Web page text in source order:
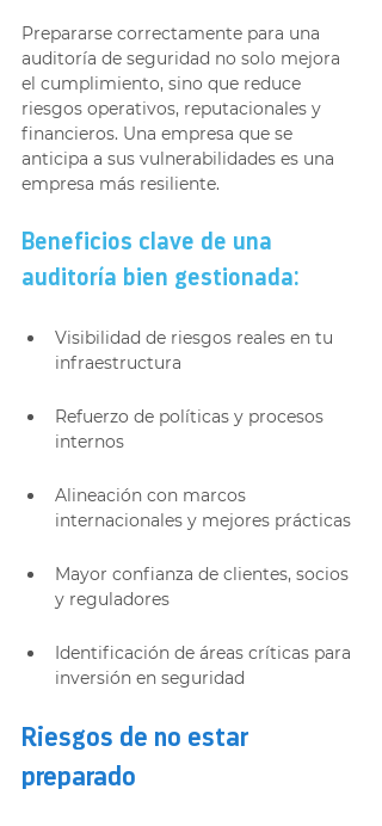
Prepararse correctamente para una
auditoría de seguridad no solo mejora
el cumplimiento, sino que reduce
riesgos operativos, reputacionales y
financieros. Una empresa que se
anticipa a sus vulnerabilidades es una
empresa más resiliente.
Beneficios clave de una
auditoría bien gestionada:
Visibilidad de riesgos reales en tu
infraestructura
Refuerzo de políticas y procesos
internos
Alineación con marcos
internacionales y mejores prácticas
Mayor confianza de clientes, socios
y reguladores
Identificación de áreas críticas para
inversión en seguridad
Riesgos de no estar
preparado